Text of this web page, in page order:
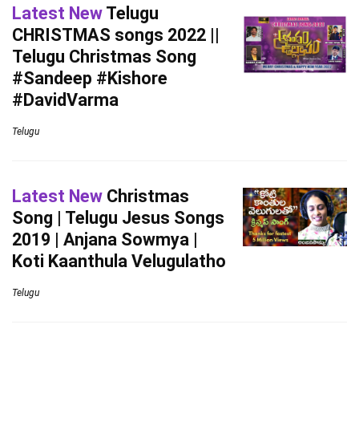
Latest New Telugu
CHRISTMAS songs 2022 ||
Telugu Christmas Song
#Sandeep #Kishore
#DavidVarma
Telugu
Latest New Christmas
Song | Telugu Jesus Songs
2019 | Anjana Sowmya |
Koti Kaanthula Velugulatho
Telugu